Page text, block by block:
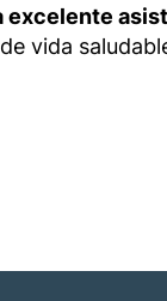
vida